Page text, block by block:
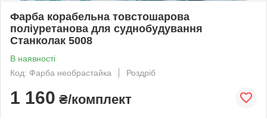
Фарба корабельна товстошарова
поліуретанова для суднобудування
Станколак 5008
В наявності
Код: Фарба необрастайка
Роздріб
1 160 ₴/комплект